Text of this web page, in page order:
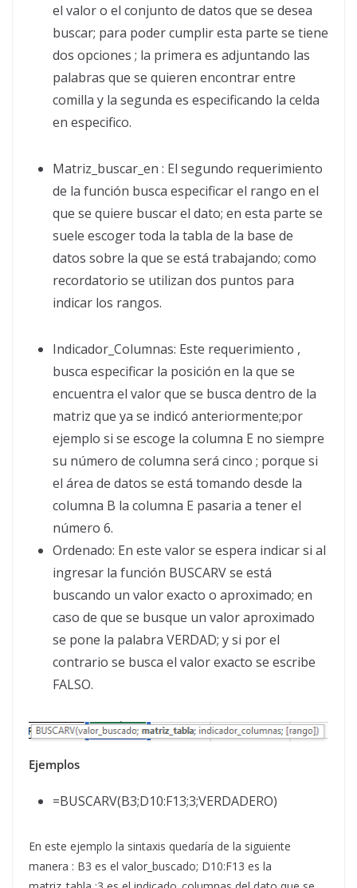
el valor o el conjunto de datos que se desea
buscar; para poder cumplir esta parte se tiene
dos opciones ; la primera es adjuntando las
palabras que se quieren encontrar entre
comilla y la segunda es especificando la celda
en especifico.
Matriz_buscar_en : El segundo requerimiento
de la función busca especificar el rango en el
que se quiere buscar el dato; en esta parte se
suele escoger toda la tabla de la base de
datos sobre la que se está trabajando; como
recordatorio se utilizan dos puntos para
indicar los rangos.
Indicador_Columnas: Este requerimiento ,
busca especificar la posición en la que se
encuentra el valor que se busca dentro de la
matriz que ya se indicó anteriormente;por
ejemplo si se escoge la columna E no siempre
su número de columna será cinco ; porque si
el área de datos se está tomando desde la
columna B la columna E pasaria a tener el
número 6.
Ordenado: En este valor se espera indicar si al
ingresar la función BUSCARV se está
buscando un valor exacto o aproximado; en
caso de que se busque un valor aproximado
se pone la palabra VERDAD; y si por el
contrario se busca el valor exacto se escribe
FALSO.
Ejemplos
=BUSCARV(B3;D10:F13;3;VERDADERO)
En este ejemplo la sintaxis quedaría de la siguiente
manera : B3 es el valor_buscado; D10:F13 es la